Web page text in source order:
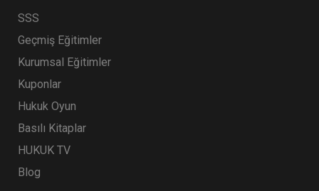
SSS
Geçmiş Eğitimler
Kurumsal Eğitimler
Kuponlar
Hukuk Oyun
Basılı Kitaplar
HUKUK TV
Blog